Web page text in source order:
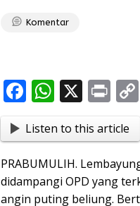
Komentar
F
e
b
o
W
at
s
A
X Pr
t p
Listen to this article
PRABUMULIH.
didampangi OPD yang
angin puting beliung.